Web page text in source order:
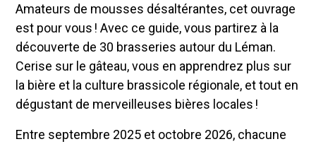
Amateurs de mousses désaltérantes, cet ouvrage
est pour vous ! Avec ce guide, vous partirez à la
découverte de 30 brasseries autour du Léman.
Cerise sur le gâteau, vous en apprendrez plus sur
la bière et la culture brassicole régionale, et tout en
dégustant de merveilleuses bières locales !
Entre septembre 2025 et octobre 2026, chacune